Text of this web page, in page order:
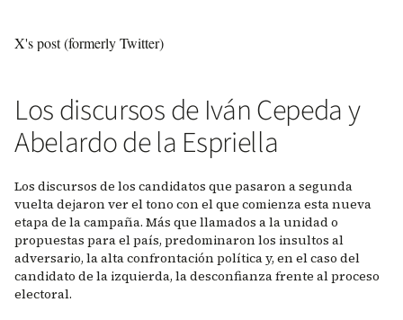
X's post (formerly Twitter)
Los discursos de Iván Cepeda y
Abelardo de la Espriella
Los discursos de los candidatos que pasaron a segunda
vuelta dejaron ver el tono con el que comienza esta nueva
etapa de la campaña. Más que llamados a la unidad o
propuestas para el país, predominaron los insultos al
adversario, la alta confrontación política y, en el caso del
candidato de la izquierda, la desconfianza frente al proceso
electoral.